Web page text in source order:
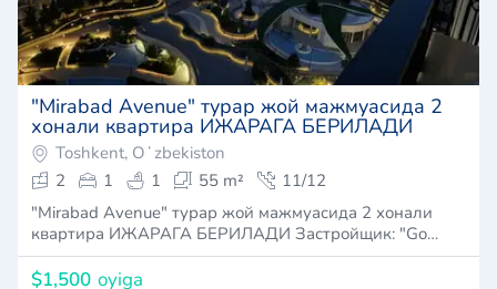
​"Mirabad Avenue" турар жой мажмуасида 2
хонали квартира ИЖАРАГА БЕРИЛАДИ
Toshkent, Oʻzbekiston
2
1 1 55 m²
11/12
​"Mirabad Avenue" турар жой мажмуасида 2 хонали
квартира ИЖАРАГА БЕРИЛАДИ Застройщик: "Go…
$1,500 oyiga